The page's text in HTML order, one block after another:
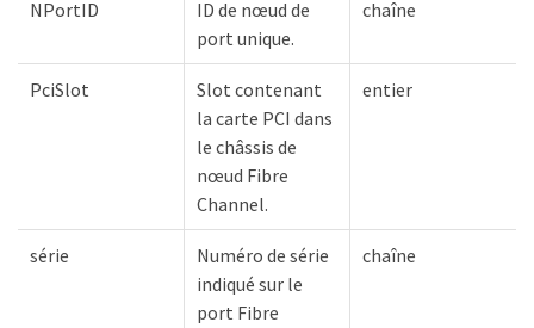
NPortID
ID de nœud de
port unique.
chaîne
PciSlot
Slot contenant
la carte PCI dans
le châssis de
nœud Fibre
Channel.
entier
série
Numéro de série
indiqué sur le
port Fibre
chaîne